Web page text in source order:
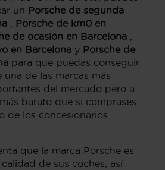
un Porsche de segunda
, Porsche de km0 en
de ocasión en Barcelona ,
en Barcelona y Porsche de
para que puedas conseguir
de las marcas más
del mercado pero a
barato que si comprases
de los concesionarios
que la marca Porsche es
de sus coches, así